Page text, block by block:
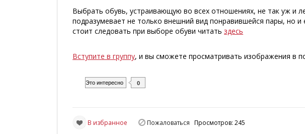
Выбрать обувь, устраивающую во всех отношениях, не так уж и
подразумевает не только внешний вид понравившейся пары, но
стоит следовать при выборе обуви читатьздесь
Вступите в группу, и вы сможете просматривать изображения в
Это интересно 0
В избранное Пожаловаться Просмотров: 245